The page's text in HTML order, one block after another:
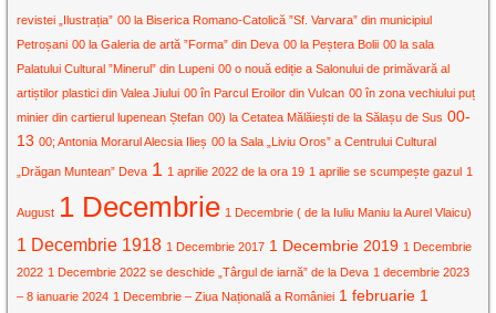
revistei „Ilustrația” 00 la Biserica Romano-Catolică ”Sf. Varvara” din municipiul
Petroșani 00 la Galeria de artă ”Forma” din Deva 00 la Peștera Bolii 00 la sala
Palatului Cultural ”Minerul” din Lupeni 00 o nouă ediție a Salonului de primăvară al
artiștilor plastici din Valea Jiului 00 în Parcul Eroilor din Vulcan 00 în zona vechiului puț
minier din cartierul lupenean Ștefan 00) la Cetatea Mălăiești de la Sălașu de Sus 00-
13 00; Antonia Morarul Alecsia Ilieș 00 la Sala „Liviu Oros” a Centrului Cultural
„Drăgan Muntean” Deva 1 1 aprilie 2022 de la ora 19 1 aprilie se scumpește gazul 1
August 1 Decembrie 1 Decembrie ( de la Iuliu Maniu la Aurel Vlaicu)
1 Decembrie 1918 1 Decembrie 2017 1 Decembrie 2019 1 Decembrie
2022 1 Decembrie 2022 se deschide „Târgul de iarnă” de la Deva 1 decembrie 2023
– 8 ianuarie 2024 1 Decembrie – Ziua Națională a României 1 februarie 1